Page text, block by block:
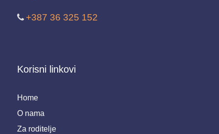
+387 36 325 152
Korisni linkovi
Home
O nama
Za roditelje